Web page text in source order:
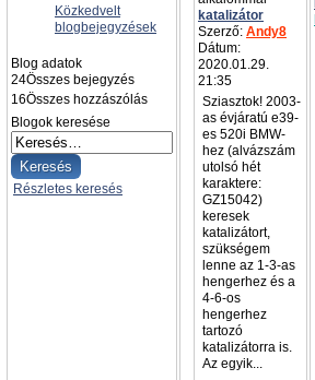
Közkedvelt
blogbejegyzések
Blog adatok
24Összes bejegyzés
16Összes hozzászólás
Blogok keresése
Részletes keresés
katalizátor
Szerző: Andy8
Dátum:
2020.01.29.
21:35
Sziasztok! 2003-
as évjáratú e39-
es 520i BMW-
hez (alvázszám
utolsó hét
karaktere:
GZ15042)
keresek
katalizátort,
szükségem
lenne az 1-3-as
hengerhez és a
4-6-os
hengerhez
tartozó
katalizátorra is.
Az egyik...